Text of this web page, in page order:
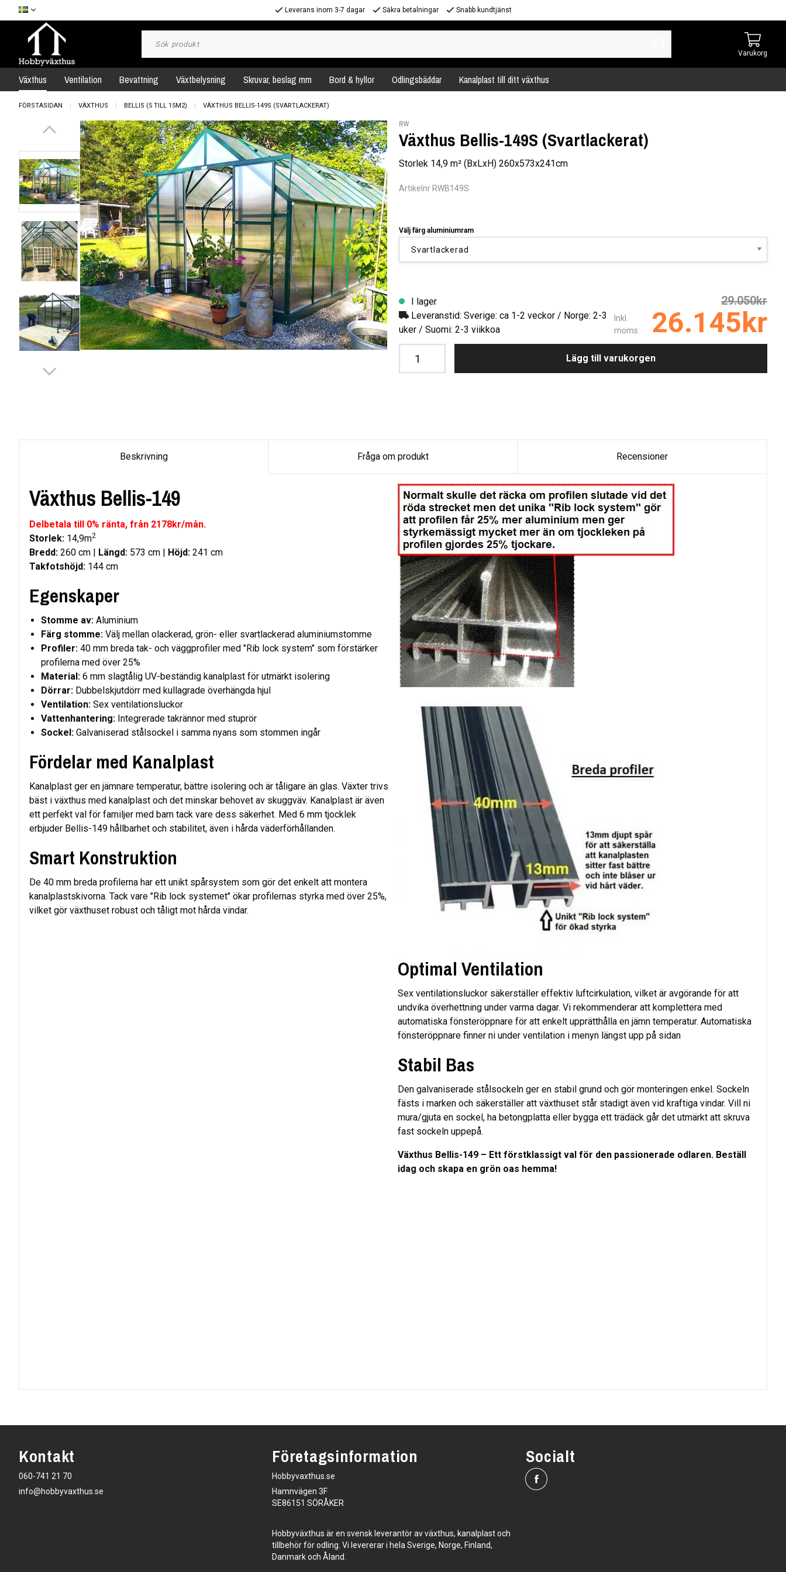
Leverans inom 3-7 dagar Säkra betalningar Snabb kundtjänst
Varukorg
Växthus Ventilation Bevattning Växtbelysning Skruvar, beslag mm Bord & hyllor Odlingsbäddar Kanalplast till ditt växthus
FÖRSTASIDAN VÄXTHUS BELLIS (5 TILL 15M2) VÄXTHUS BELLIS-149S (SVARTLACKERAT)
RW
Växthus Bellis-149S (Svartlackerat)
Storlek 14,9 m² (BxLxH) 260x573x241cm
Artikelnr RWB149S
Välj färg aluminiumram
I lager
Leveranstid: Sverige: ca 1-2 veckor / Norge: 2-3
uker / Suomi: 2-3 viikkoa
Inkl.
moms:
29.050kr
26.145kr
Lägg till varukorgen
Beskrivning Fråga om produkt Recensioner
Växthus Bellis-149
Delbetala till 0% ränta, från 2178kr/mån.
Storlek: 14,9m2
Bredd: 260 cm | Längd: 573 cm | Höjd: 241 cm
Takfotshöjd: 144 cm
Egenskaper
Stomme av: Aluminium
Färg stomme: Välj mellan olackerad, grön- eller svartlackerad aluminiumstomme
Profiler: 40 mm breda tak- och väggprofiler med "Rib lock system" som förstärker
profilerna med över 25%
Material: 6 mm slagtålig UV-beständig kanalplast för utmärkt isolering
Dörrar: Dubbelskjutdörr med kullagrade överhängda hjul
Ventilation: Sex ventilationsluckor
Vattenhantering: Integrerade takrännor med stuprör
Sockel: Galvaniserad stålsockel i samma nyans som stommen ingår
Fördelar med Kanalplast
Kanalplast ger en jämnare temperatur, bättre isolering och är tåligare än glas. Växter trivs
bäst i växthus med kanalplast och det minskar behovet av skuggväv. Kanalplast är även
ett perfekt val för familjer med barn tack vare dess säkerhet. Med 6 mm tjocklek
erbjuder Bellis-149 hållbarhet och stabilitet, även i hårda väderförhållanden.
Smart Konstruktion
De 40 mm breda profilerna har ett unikt spårsystem som gör det enkelt att montera
kanalplastskivorna. Tack vare "Rib lock systemet" ökar profilernas styrka med över 25%,
vilket gör växthuset robust och tåligt mot hårda vindar.
Optimal Ventilation
Sex ventilationsluckor säkerställer effektiv luftcirkulation, vilket är avgörande för att
undvika överhettning under varma dagar. Vi rekommenderar att komplettera med
automatiska fönsteröppnare för att enkelt upprätthålla en jämn temperatur. Automatiska
fönsteröppnare finner ni under ventilation i menyn längst upp på sidan
Stabil Bas
Den galvaniserade stålsockeln ger en stabil grund och gör monteringen enkel. Sockeln
fästs i marken och säkerställer att växthuset står stadigt även vid kraftiga vindar. Vill ni
mura/gjuta en sockel, ha betongplatta eller bygga ett trädäck går det utmärkt att skruva
fast sockeln uppepå.
Växthus Bellis-149 – Ett förstklassigt val för den passionerade odlaren. Beställ
idag och skapa en grön oas hemma!
Kontakt
060-741 21 70
info@hobbyvaxthus.se
Företagsinformation
Hobbyvaxthus.se
Hamnvägen 3F
SE86151 SÖRÅKER
Hobbyväxthus är en svensk leverantör av växthus, kanalplast och
tillbehör för odling. Vi levererar i hela Sverige, Norge, Finland,
Danmark och Åland.
Socialt